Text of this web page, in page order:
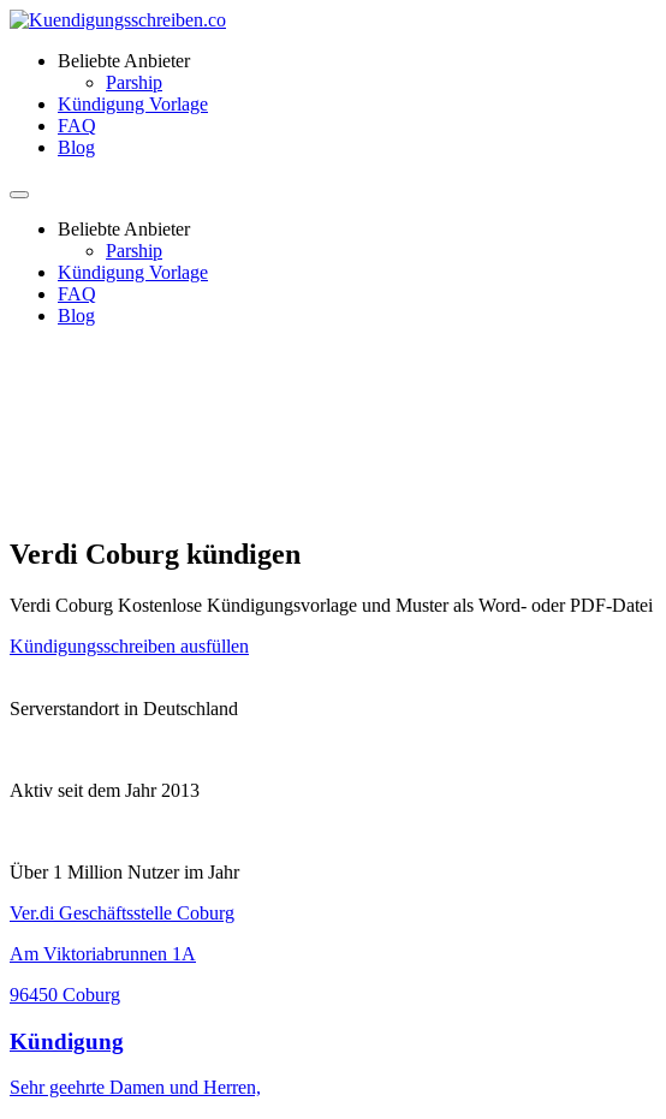
Beliebte Anbieter
Parship
Kündigung Vorlage
FAQ
Blog
Beliebte Anbieter
Parship
Kündigung Vorlage
FAQ
Blog
Verdi Coburg kündigen
Verdi Coburg Kostenlose Kündigungsvorlage und Muster als Word- oder PDF-Datei
Kündigungsschreiben ausfüllen
Serverstandort in Deutschland
Aktiv seit dem Jahr 2013
Über 1 Million Nutzer im Jahr
Ver.di Geschäftsstelle Coburg
Am Viktoriabrunnen 1A
96450 Coburg
Kündigung
Sehr geehrte Damen und Herren,